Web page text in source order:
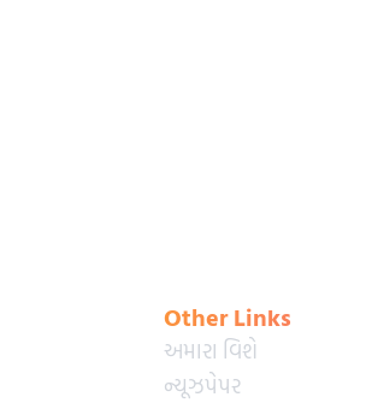
Other Links
અમારા વિશે
ન્યૂઝપેપર